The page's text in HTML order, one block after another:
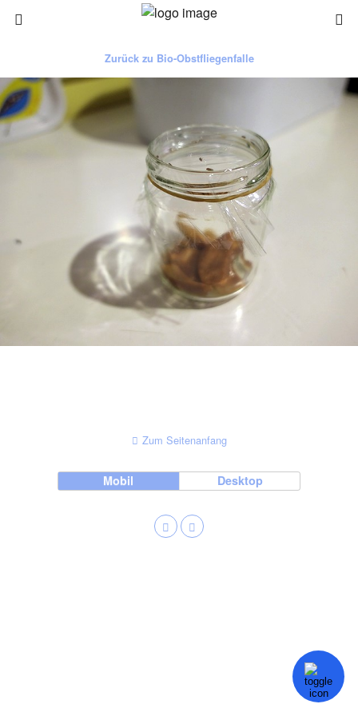
Zurück zu Bio-Obstfliegenfalle
Zum Seitenanfang
Mobil Desktop